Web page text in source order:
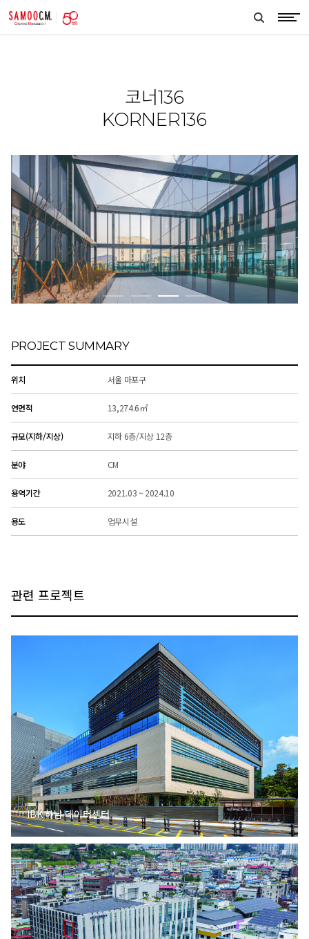
samoocm
search
코너136
KORNER136
PROJECT SUMMARY
위치 서울 마포구
연면적 13,274.6㎡
규모(지하/지상) 지하 6층/지상 12층
분야 CM
용역기간 2021.03 ~ 2024.10
용도 업무시설
관련 프로젝트
IBK 하남 데이터센터